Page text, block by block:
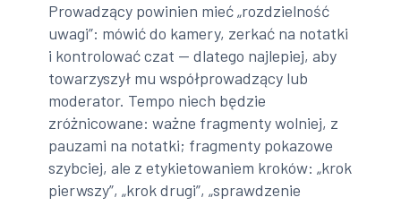
Prowadzący powinien mieć „rozdzielność
uwagi”: mówić do kamery, zerkać na notatki
i kontrolować czat — dlatego najlepiej, aby
towarzyszył mu współprowadzący lub
moderator. Tempo niech będzie
zróżnicowane: ważne fragmenty wolniej, z
pauzami na notatki; fragmenty pokazowe
szybciej, ale z etykietowaniem kroków: „krok
pierwszy”, „krok drugi”, „sprawdzenie